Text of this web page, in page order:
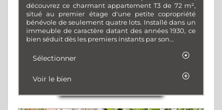
découvrez ce charmant appartement T3 de 72 m²,
situé au premier étage d'une petite copropriété
bénévole de seulement quatre lots. Installé dans un
immeuble de caractère datant des années 1930, ce
bien séduit dès les premiers instants par son...
Sélectionner
Voir le bien